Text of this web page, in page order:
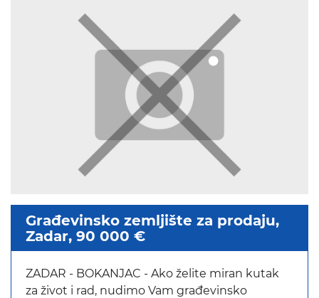
Građevinsko zemljište za prodaju,
Zadar, 90 000 €
ZADAR - BOKANJAC - Ako želite miran kutak
za život i rad, nudimo Vam građevinsko